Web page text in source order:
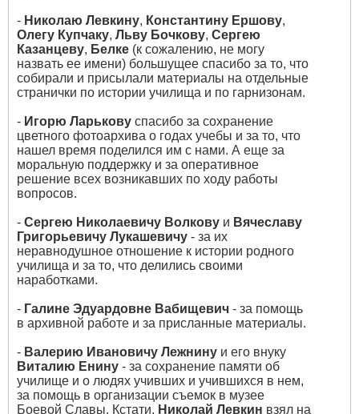
- Николаю Левкину, Константину Ершову,
Олегу Купчаку, Льву Бочкову, Сергею
Казанцеву, Белке (к сожалению, не могу
назвать ее имени) большущее спасибо за то, что
собирали и присылали материалы на отдельные
странички по истории училища и по гарнизонам.
- Игорю Ларькову спасибо за сохранение
цветного фотоархива о годах учебы и за то, что
нашел время поделился им с нами. А еще за
моральную поддержку и за оперативное
решение всех возникавших по ходу работы
вопросов.
- Сергею Николаевичу Волкову и Вячеславу
Григорьевичу Лукашевичу - за их
неравнодушное отношение к истории родного
училища и за то, что делились своими
наработками.
- Галине Эдуардовне Вабищевич - за помощь
в архивной работе и за присланные материалы.
- Валерию Ивановичу Лежнину и его внуку
Виталию Енину - за сохранение памяти об
училище и о людях учивших и учившихся в нем,
за помощь в организации съемок в музее
Боевой Славы. Кстати, Николай Левкин взял на